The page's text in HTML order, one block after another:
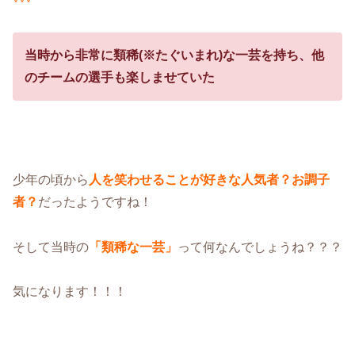
当時から非常に類稀(※たぐいまれ)な一芸を持ち、他
のチームの選手も楽しませていた
少年の頃から 人を笑わせることが好きな人気者？お調子
者？ だったようですね！
そして当時の 「類稀な一芸」 って何なんでしょうね？？？
気になります！！！